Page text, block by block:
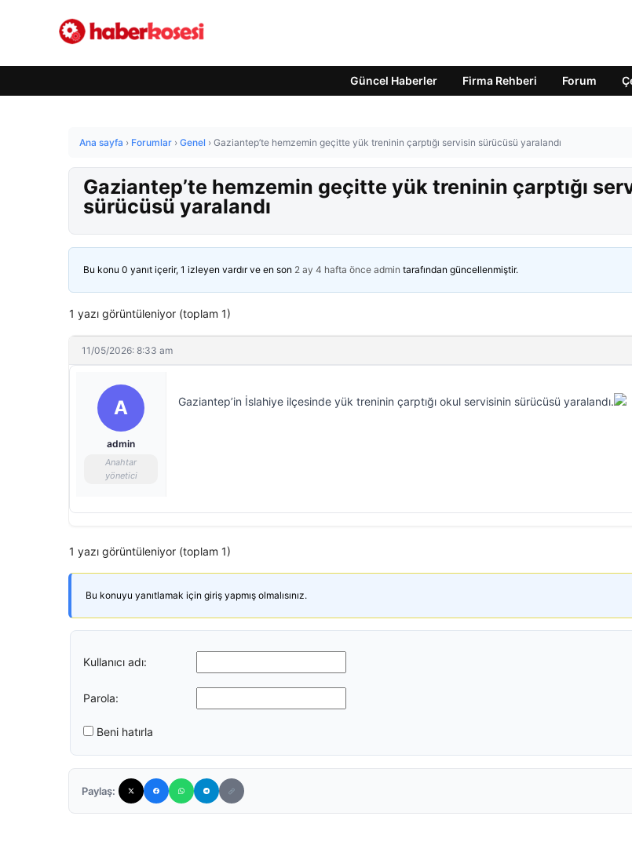
Güncel Haberler Firma Rehberi Forum
Ana sayfa › Forumlar › Genel › Gaziantep’te hemzemin geçitte yük treninin çarptığı servisin sürücüsü yaralandı
Gaziantep’te hemzemin geçitte yük treninin çarptığı
sürücüsü yaralandı
Bu konu 0 yanıt içerir, 1 izleyen vardır ve en son 2 ay 4 hafta önce admin tarafından güncellenmiştir.
1 yazı görüntüleniyor (toplam 1)
11/05/2026: 8:33 am
A
admin
Anahtar
yönetici
Gaziantep’in İslahiye ilçesinde yük treninin çarptığı okul servisinin sürücüsü yaralandı.
1 yazı görüntüleniyor (toplam 1)
Bu konuyu yanıtlamak için giriş yapmış olmalısınız.
Kullanıcı adı:
Parola:
Beni hatırla
Paylaş: